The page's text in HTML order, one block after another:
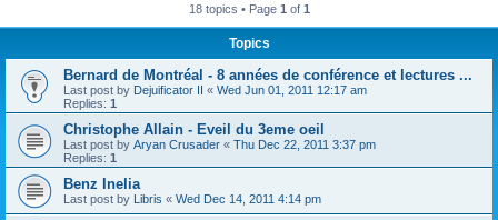
18 topics • Page 1 of 1
Topics
Bernard de Montréal - 8 années de conférence et lectures ...
Last post by Dejuificator II « Wed Jun 01, 2011 12:17 am
Replies: 1
Christophe Allain - Eveil du 3eme oeil
Last post by Aryan Crusader « Thu Dec 22, 2011 3:37 pm
Replies: 1
Benz Inelia
Last post by Libris « Wed Dec 14, 2011 4:14 pm